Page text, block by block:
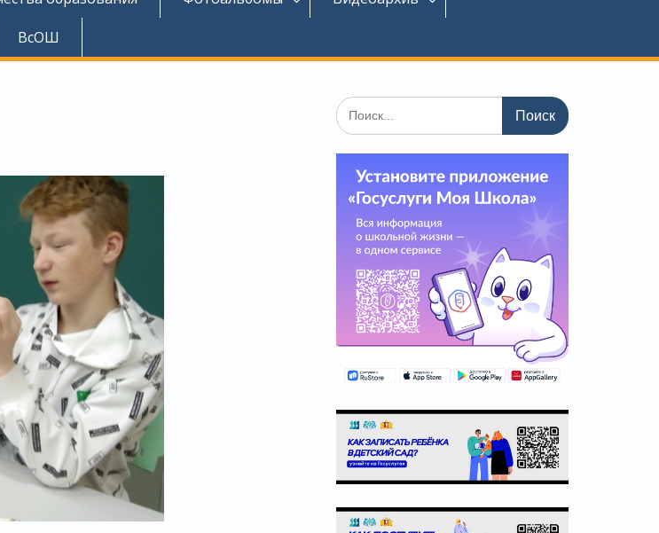
ВсОШ
Поиск
по: